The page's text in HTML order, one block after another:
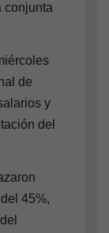
conjunta
de
y
del
45%,